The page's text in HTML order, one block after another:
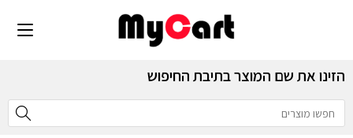
הזינו את שם המוצר בתיבת החיפוש